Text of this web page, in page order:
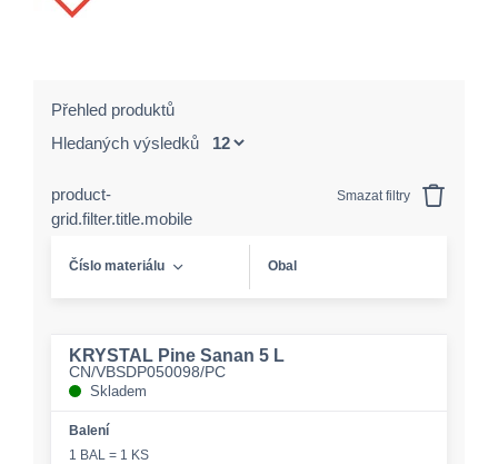
Přehled produktů
Hledaných výsledků
product-
grid.filter.title.mobile
Smazat filtry
Číslo materiálu Obal
KRYSTAL Pine Sanan 5 L
CN/VBSDP050098/PC
Skladem
Balení
1 BAL = 1 KS